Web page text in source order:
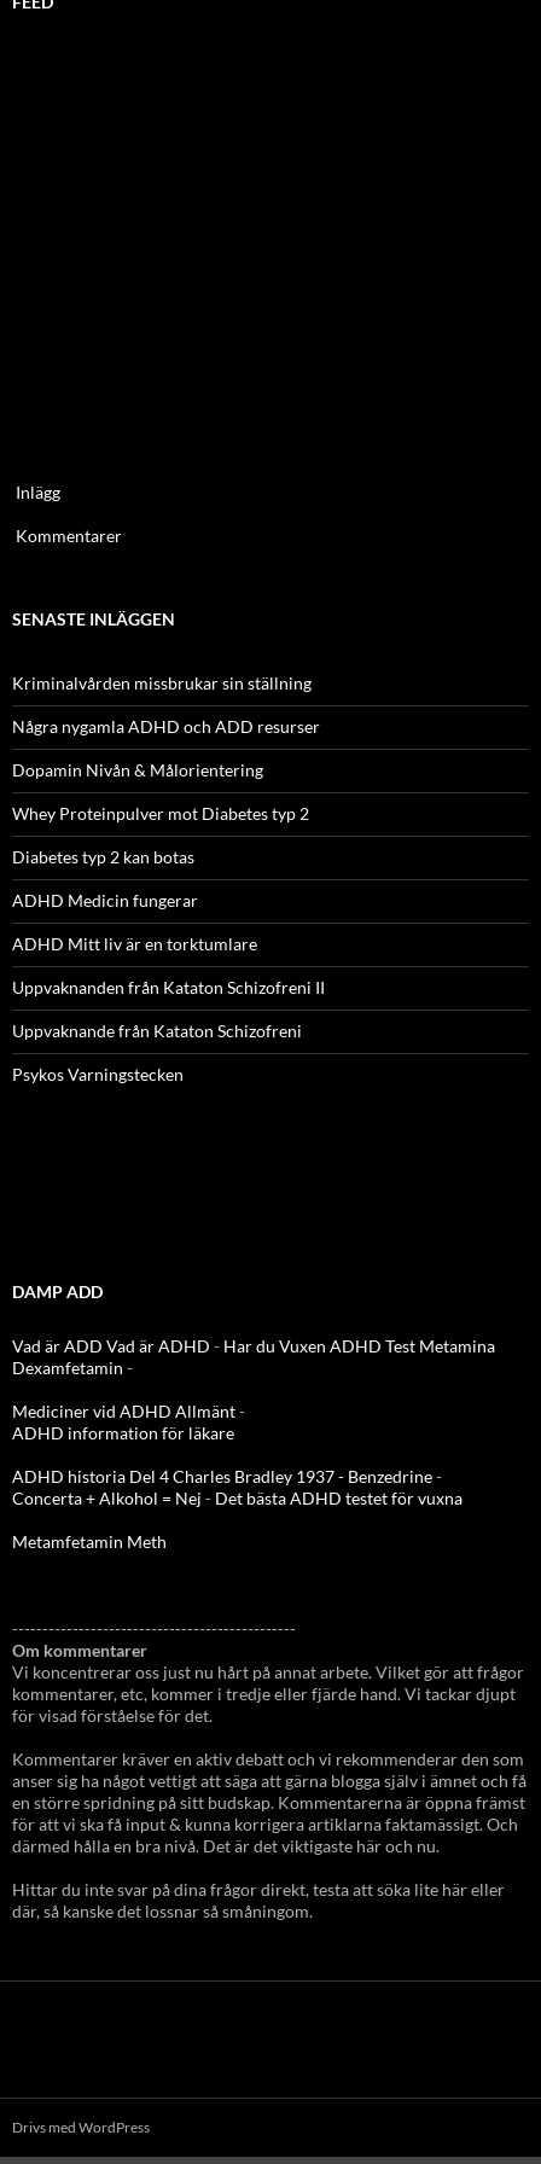
Inlägg
Kommentarer
SENASTE INLÄGGEN
Kriminalvården missbrukar sin ställning
Några nygamla ADHD och ADD resurser
Dopamin Nivån & Målorientering
Whey Proteinpulver mot Diabetes typ 2
Diabetes typ 2 kan botas
ADHD Medicin fungerar
ADHD Mitt liv är en torktumlare
Uppvaknanden från Kataton Schizofreni II
Uppvaknande från Kataton Schizofreni
Psykos Varningstecken
DAMP ADD
Vad är ADD Vad är ADHD - Har du Vuxen ADHD Test Metamina
Dexamfetamin -
Mediciner vid ADHD Allmänt-
ADHD information för läkare
ADHD historia Del 4 Charles Bradley 1937 - Benzedrine-
Concerta + Alkohol = Nej - Det bästa ADHD testet för vuxna
Metamfetamin Meth
-----------------------------------------------
Om kommentarer
Vi koncentrerar oss just nu hårt på annat arbete. Vilket gör att frågor
kommentarer, etc, kommer i tredje eller fjärde hand. Vi tackar djupt
för visad förståelse för det.
Kommentarer kräver en aktiv debatt och vi rekommenderar den som
anser sig ha något vettigt att säga att gärna blogga själv i ämnet och få
en större spridning på sitt budskap. Kommentarerna är öppna främst
för att vi ska få input & kunna korrigera artiklarna faktamässigt. Och
därmed hålla en bra nivå. Det är det viktigaste här och nu.
Hittar du inte svar på dina frågor direkt, testa att söka lite här eller
där, så kanske det lossnar så småningom.
Drivs med WordPress